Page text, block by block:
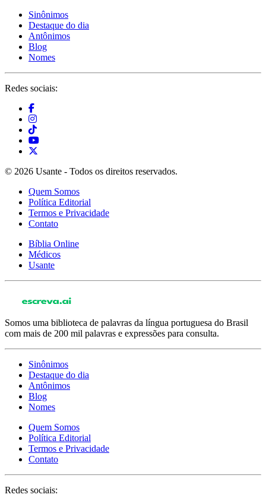
Sinônimos
Destaque do dia
Antônimos
Blog
Nomes
Redes sociais:
© 2026 Usante - Todos os direitos reservados.
Quem Somos
Política Editorial
Termos e Privacidade
Contato
Bíblia Online
Médicos
Usante
Somos uma biblioteca de palavras da língua portuguesa do Brasil
com mais de 200 mil palavras e expressões para consulta.
Sinônimos
Destaque do dia
Antônimos
Blog
Nomes
Quem Somos
Política Editorial
Termos e Privacidade
Contato
Redes sociais: